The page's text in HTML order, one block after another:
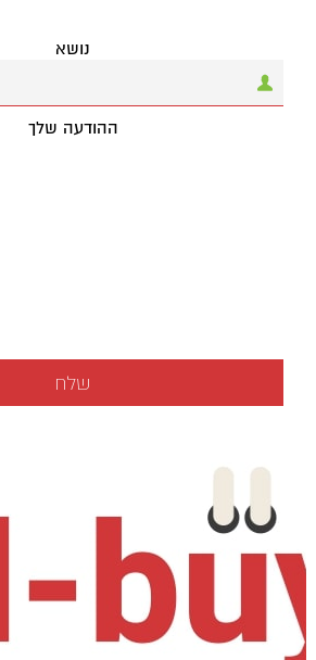
נושא
ההודעה שלך